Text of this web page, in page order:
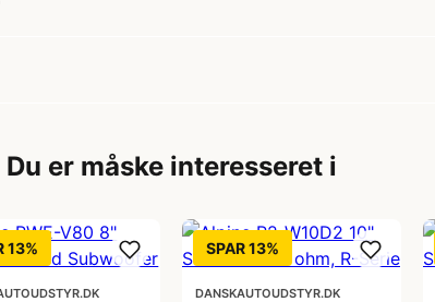
Du er måske interesseret i
13% SPAR 13%
DANSKAUTOUDSTYR.DK